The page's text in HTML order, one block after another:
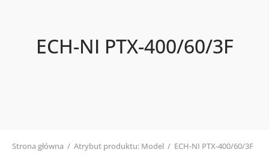
ECH-NI PTX-400/60/3F
Strona główna / Atrybut produktu: Model / ECH-NI PTX-400/60/3F